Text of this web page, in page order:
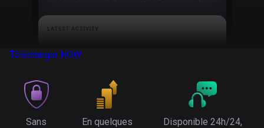
Télécharger NOW
Sans
En quelques
Disponible 24h/24,